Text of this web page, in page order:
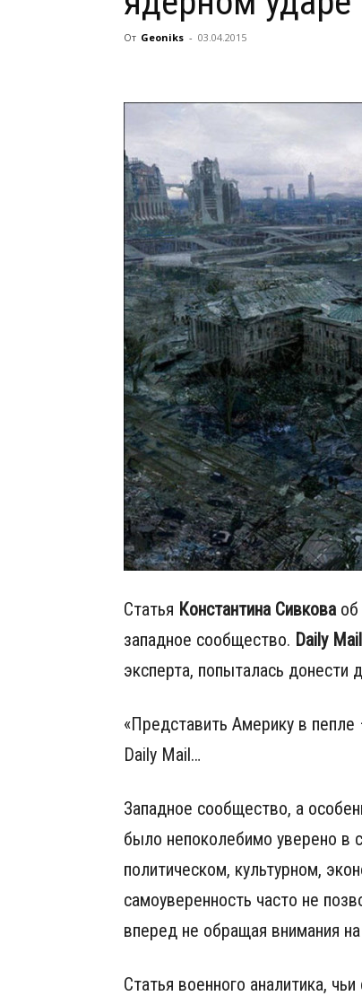
От Geoniks - 03.04.2015
Статья Константина Сивковаоб
западное сообщество. Daily
эксперта, попыталась донести
«Представить Америку в
Daily Mail…
Западное сообщество, а
было непоколебимо уверено в
политическом, культурном,
самоуверенность часто не
вперед не обращая внимания
Статья военного аналитика,